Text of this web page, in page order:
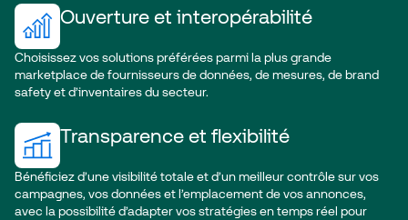
Ouverture et interopérabilité
Choisissez vos solutions préférées parmi la plus grande
marketplace de fournisseurs de données, de mesures, de brand
safety et d’inventaires du secteur.
Transparence et flexibilité
Bénéficiez d’une visibilité totale et d’un meilleur contrôle sur vos
campagnes, vos données et l’emplacement de vos annonces,
avec la possibilité d’adapter vos stratégies en temps réel pour